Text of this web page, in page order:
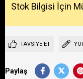
Stok Bilgisi İçin
TAVSIYE ET
Paylaş